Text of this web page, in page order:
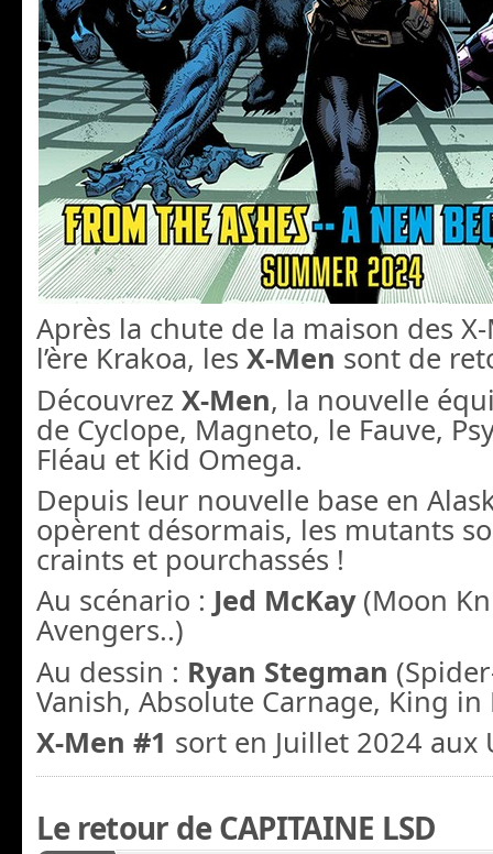
Après la chute de la maison des
l’ère Krakoa, les X-Men sont de
Découvrez X-Men, la nouvelle
de Cyclope, Magneto, le Fauve,
Fléau et Kid Omega.
Depuis leur nouvelle base en
opèrent désormais, les mutants
craints et pourchassés !
Au scénario : Jed McKay(Moon
Avengers..)
Au dessin : Ryan Stegman
Vanish, Absolute Carnage, King
X-Men #1 sort en Juillet 2024 aux
Le retour de CAPITAINE LSD